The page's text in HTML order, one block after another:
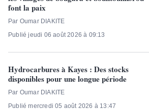
font la paix
Par Oumar DIAKITE
Publié jeudi 06 août 2026 à 09:13
Hydrocarbures à Kayes : Des stocks
disponibles pour une longue période
Par Oumar DIAKITE
Publié mercredi 05 août 2026 à 13:47